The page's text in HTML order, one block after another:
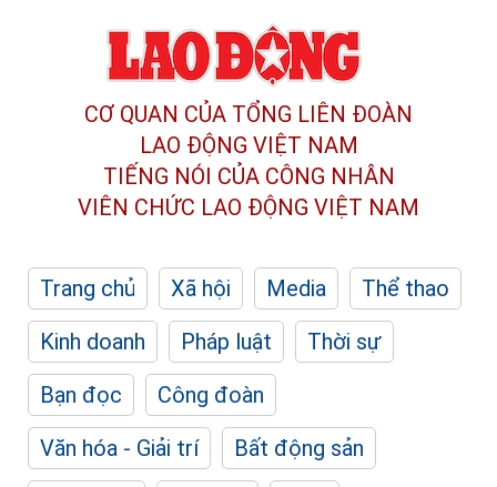
CƠ QUAN CỦA TỔNG LIÊN ĐOÀN
LAO ĐỘNG VIỆT NAM
TIẾNG NÓI CỦA CÔNG NHÂN
VIÊN CHỨC LAO ĐỘNG VIỆT NAM
Trang chủ Xã hội Media
Thể thao
Kinh doanh
Pháp luật
Thời sự
Bạn đọc
Công đoàn
Văn hóa - Giải trí
Bất động sản